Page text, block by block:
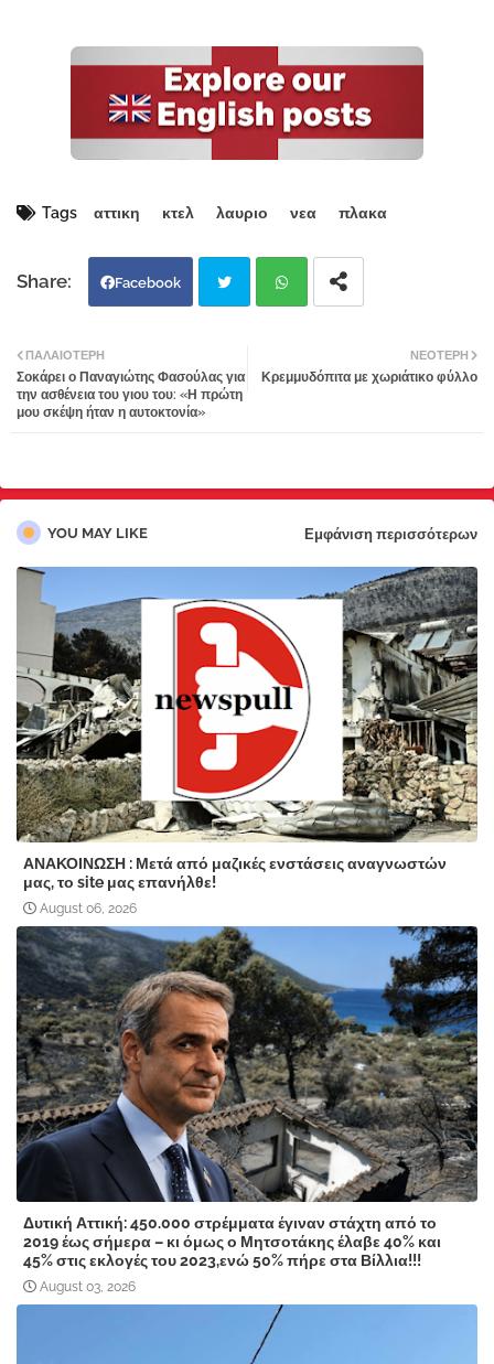
Tags αττικη κτελ λαυριο νεα πλακα
Facebook
tter atsa
ΝΕΌΤΕΡΗ
Κρεμμυδόπιτα με χωριάτικο φύλλο
ΠΑΛΑΙΌΤΕΡΗ
Σοκάρει ο Παναγιώτης Φασούλας για
την ασθένεια του γιου του: «Η πρώτη
μου σκέψη ήταν η αυτοκτονία»
YOU MAY LIKE Εμφάνιση περισσότερων
ΑΝΑΚΟΙΝΩΣΗ : Μετά από μαζικές ενστάσεις αναγνωστών
μας, το site μας επανήλθε!
August 06, 2026
Δυτική Αττική: 450.000 στρέμματα έγιναν στάχτη από το
2019 έως σήμερα – κι όμως ο Μητσοτάκης έλαβε 40% και
45% στις εκλογές του 2023,ενώ 50% πήρε στα Βίλλια!!!
August 03, 2026